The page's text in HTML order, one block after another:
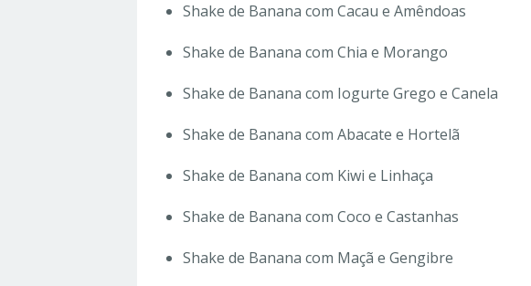
Shake de Banana com Cacau e Amêndoas
Shake de Banana com Chia e Morango
Shake de Banana com Iogurte Grego e Canela
Shake de Banana com Abacate e Hortelã
Shake de Banana com Kiwi e Linhaça
Shake de Banana com Coco e Castanhas
Shake de Banana com Maçã e Gengibre